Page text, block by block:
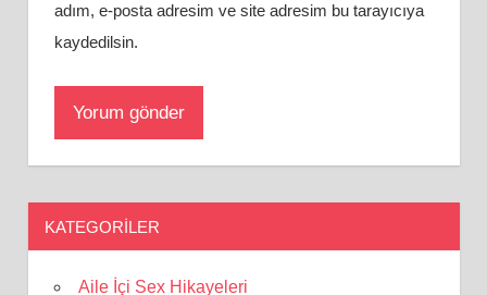
adım, e-posta adresim ve site adresim bu tarayıcıya
kaydedilsin.
KATEGORILER
Aile İçi Sex Hikayeleri